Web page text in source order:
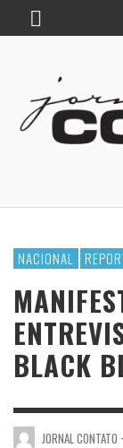
NACIONAL
BLACK
JORNAL CONTATO